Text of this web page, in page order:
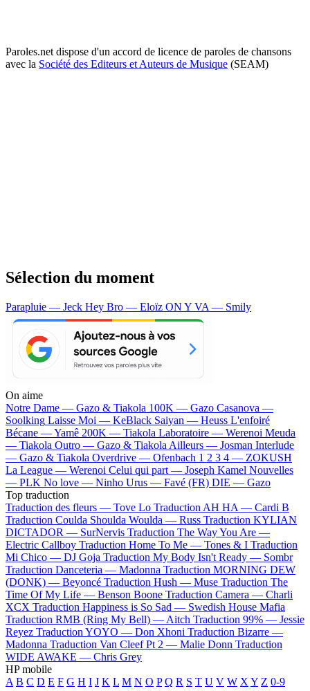
Paroles.net dispose d'un accord de licence de paroles de chansons
avec la Société des Editeurs et Auteurs de Musique (SEAM)
Sélection du moment
Parapluie — Jeck Hey Bro — Eloïz ON Y VA — Smily
On aime
Notre Dame — Gazo & Tiakola 100K — Gazo Casanova —
Soolking Laisse Moi — KeBlack Saiyan — Heuss L'enfoiré
Bécane —Yamê 200K — Tiakola Laboratoire — Werenoi Meuda
— Tiakola Outro — Gazo & Tiakola Ailleurs — Josman Interlude
— Gazo & Tiakola Overdrive — Ofenbach 1 2 3 4 — ZOKUSH
La League — Werenoi Celui qui part — Joseph Kamel Nouvelles
— PLK No love — Ninho Urus — Favé (FR) DIE — Gazo
Top traduction
Traduction des fleurs — Tove Lo Traduction AH HA — Cardi B
Traduction Coulda Shoulda Woulda — Russ Traduction KYLIAN
DICTADOR — SurNervis Traduction The Way You Are —
Electric Callboy Traduction Home To Me — Tones & I Traduction
Mi Chico — DJ Goja Traduction My Body Isn't Ready — Sombr
Traduction Danceteria — Madonna Traduction MORNING DEW
(DONK) — Beyoncé Traduction Hush — Muse Traduction The
Time Of My Life — Benson Boone Traduction Camera — Charli
XCX Traduction Happiness is So Sad — Swedish House Mafia
Traduction RMB (Ring My Bell) — Aitch Traduction 99% — Jessie
Reyez Traduction YOYO — Don Xhoni Traduction Bizarre —
Madonna Traduction Van Cleef Pt 2 — Malie Donn Traduction
WIDE AWAKE — Chris Grey
HP mobile
A B C D E F G H I J K L M N O P Q R S T U V W X Y Z 0-9